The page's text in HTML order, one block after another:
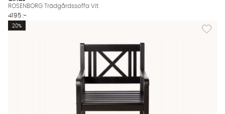
ROSENBORG Trädgårdssoffa Vit
4195 :-
Lägg
20%